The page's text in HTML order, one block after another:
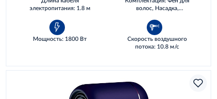
электропитания: 1.8 м
волос, Насадка,
Мощность: 1800 Вт
Скорость воздушного
потока: 10.8 м/с